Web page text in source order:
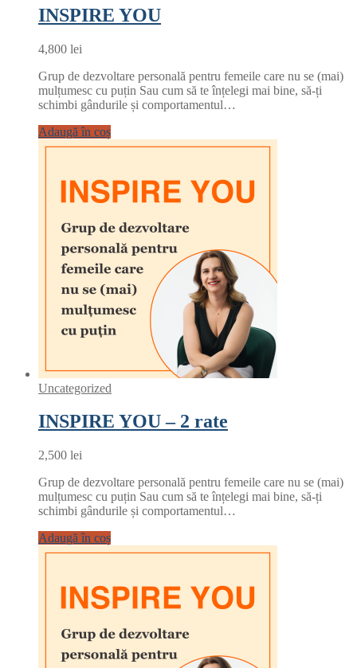
INSPIRE YOU
4,800 lei
Grup de dezvoltare personală pentru femeile care nu se (mai)
mulțumesc cu puțin Sau cum să te înțelegi mai bine, să-ți
schimbi gândurile și comportamentul…
Adaugă în coș
Uncategorized
INSPIRE YOU – 2 rate
2,500 lei
Grup de dezvoltare personală pentru femeile care nu se (mai)
mulțumesc cu puțin Sau cum să te înțelegi mai bine, să-ți
schimbi gândurile și comportamentul…
Adaugă în coș